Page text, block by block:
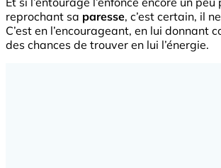
reprochant sa paresse, c’est certain, il
C’est en l’encourageant, en lui donnant
des chances de trouver en lui l’énergie.